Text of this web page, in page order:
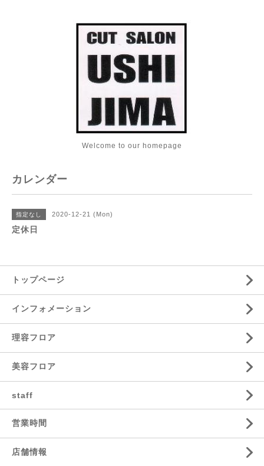
Welcome to our homepage
カレンダー
指定なし 2020-12-21 (Mon)
定休日
トップページ
インフォメーション
理容フロア
美容フロア
staff
営業時間
店舗情報